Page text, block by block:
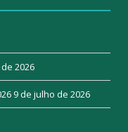
2026
9 de julho de 2026